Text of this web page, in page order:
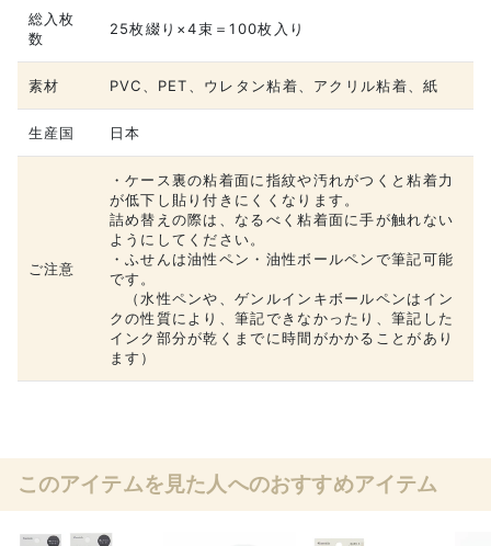
総入枚
数
25枚綴り×4束＝100枚入り
素材 PVC、PET、ウレタン粘着、アクリル粘着、紙
生産国 日本
ご注意
・ケース裏の粘着面に指紋や汚れがつくと粘着力
が低下し貼り付きにくくなります。
詰め替えの際は、なるべく粘着面に手が触れない
ようにしてください。
・ふせんは油性ペン・油性ボールペンで筆記可能
です。
（水性ペンや、ゲンルインキボールペンはイン
クの性質により、筆記できなかったり、筆記した
インク部分が乾くまでに時間がかかることがあり
ます）
このアイテムを見た人へのおすすめアイテム